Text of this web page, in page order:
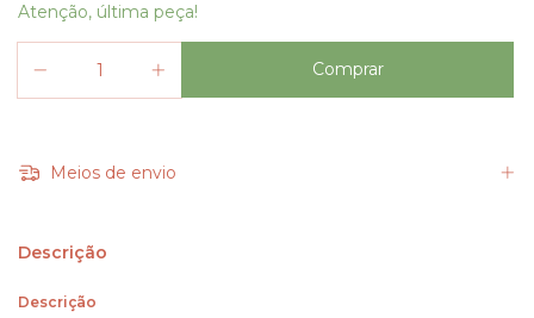
Atenção, última peça!
Meios de envio
Descrição
Descrição